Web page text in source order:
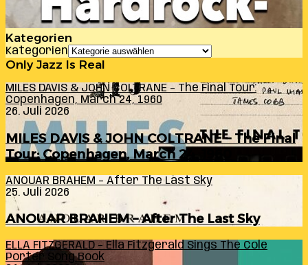
Kategorien
Kategorien
Only Jazz Is Real
MILES DAVIS & JOHN COLTRANE – The Final Tour:
Copenhagen, March 24, 1960
26. Juli 2026
MILES DAVIS & JOHN COLTRANE – The Final
Tour: Copenhagen, March 24, 1960
ANOUAR BRAHEM – After The Last Sky
25. Juli 2026
ANOUAR BRAHEM – After The Last Sky
ELLA FITZGERALD – Ella Fitzgerald Sings The Cole
Porter Song Book